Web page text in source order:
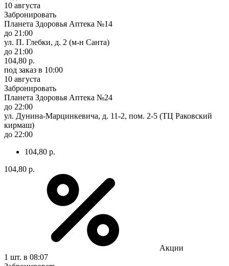
10 августа
Забронировать
Планета Здоровья Аптека №14
до 21:00
ул. П. Глебки, д. 2 (м-н Санта)
до 21:00
104,80 р.
под заказ в 10:00
10 августа
Забронировать
Планета Здоровья Аптека №24
до 22:00
ул. Дунина-Марцинкевича, д. 11-2, пом. 2-5 (ТЦ Раковский
кирмаш)
до 22:00
104,80 р.
104,80 р.
Акции
1 шт. в 08:07